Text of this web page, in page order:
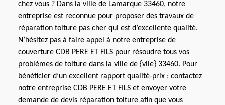
chez vous ? Dans la ville de Lamarque 33460, notre
entreprise est reconnue pour proposer des travaux de
réparation toiture pas cher qui est d’excellente qualité.
N’hésitez pas à faire appel à notre entreprise de
couverture CDB PERE ET FILS pour résoudre tous vos
problèmes de toiture dans la ville de {vile} 33460. Pour
bénéficier d’un excellent rapport qualité-prix ; contactez
notre entreprise CDB PERE ET FILS et envoyer votre
demande de devis réparation toiture afin que vous